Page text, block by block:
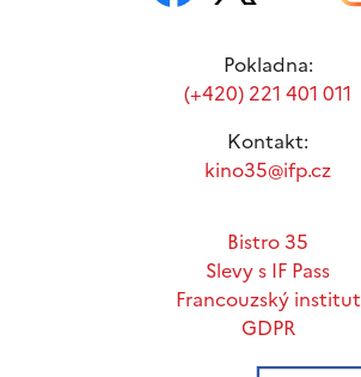
Pokladna:
(+420) 221 401 011
Kontakt:
kino35@ifp.cz
Bistro 35
Slevy s IF Pass
Francouzský institut
GDPR